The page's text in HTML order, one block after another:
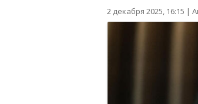
2 декабря 2025, 16:15 |